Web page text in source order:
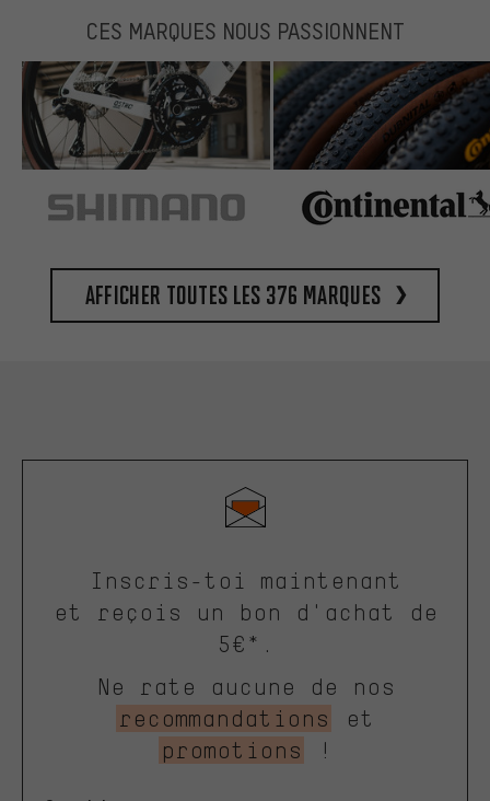
CES MARQUES NOUS PASSIONNENT
Afficher toutes les 376 marques
Inscris-toi maintenant
et reçois un bon d'achat de
5€*.
Ne rate aucune de nos
recommandations
et
promotions
!